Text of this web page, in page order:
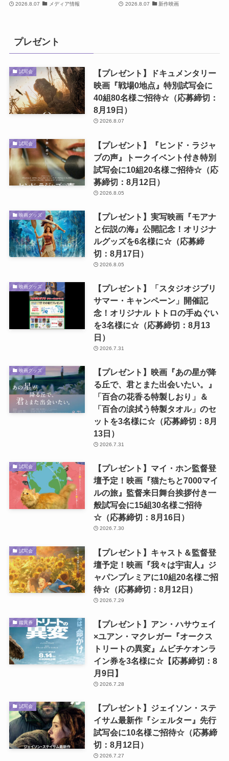
2026.8.07 メディア情報 2026.8.07 新作映画
プレゼント
試写会
【プレゼント】ドキュメンタリー
映画『戦場0地点』特別試写会に
40組80名様ご招待☆（応募締切：
8月19日）
2026.8.07
試写会
【プレゼント】『ヒンド・ラジャ
ブの声』トークイベント付き特別
試写会に10組20名様ご招待☆（応
募締切：8月12日）
2026.8.05
映画グッズ
【プレゼント】実写映画『モアナ
と伝説の海』公開記念！オリジナ
ルグッズを6名様に☆（応募締
切：8月17日）
2026.8.05
映画グッズ
【プレゼント】「スタジオジブリ
サマー・キャンペーン」開催記
念！オリジナル トトロの手ぬぐい
を3名様に☆（応募締切：8月13
日）
2026.7.31
映画グッズ
【プレゼント】映画『あの星が降
る丘で、君とまた出会いたい。』
「百合の花香る特製しおり」＆
「百合の涙拭う特製タオル」のセ
ットを3名様に☆（応募締切：8月
13日）
2026.7.31
試写会
【プレゼント】マイ・ホン監督登
壇予定！映画『猫たちと7000マイ
ルの旅』監督来日舞台挨拶付き一
般試写会に15組30名様ご招待
☆（応募締切：8月16日）
2026.7.30
試写会
【プレゼント】キャスト＆監督登
壇予定！映画『我々は宇宙人』ジ
ャパンプレミアに10組20名様ご招
待☆（応募締切：8月12日）
2026.7.29
鑑賞券
【プレゼント】アン・ハサウェイ
×ユアン・マクレガー『オークス
トリートの異変』ムビチケオンラ
イン券を3名様に☆【応募締切：8
月9日】
2026.7.28
試写会
【プレゼント】ジェイソン・ステ
イサム最新作『シェルター』先行
試写会に10名様ご招待☆（応募締
切：8月12日）
2026.7.27